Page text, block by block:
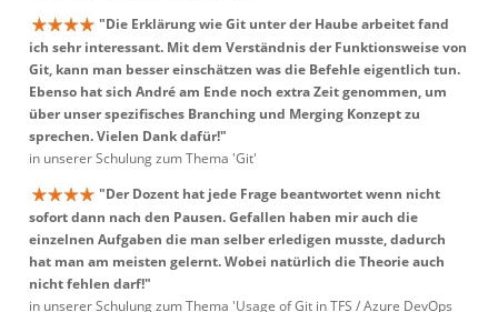
"Die Erklärung wie Git unter der Haube arbeitet fand
ich sehr interessant. Mit dem Verständnis der Funktionsweise von
Git, kann man besser einschätzen was die Befehle eigentlich tun.
Ebenso hat sich André am Ende noch extra Zeit genommen, um
über unser spezifisches Branching und Merging Konzept zu
sprechen. Vielen Dank dafür!"
in unserer Schulung zum Thema 'Git'
"Der Dozent hat jede Frage beantwortet wenn nicht
sofort dann nach den Pausen. Gefallen haben mir auch die
einzelnen Aufgaben die man selber erledigen musste, dadurch
hat man am meisten gelernt. Wobei natürlich die Theorie auch
nicht fehlen darf!"
in unserer Schulung zum Thema 'Usage of Git in TFS / Azure DevOps